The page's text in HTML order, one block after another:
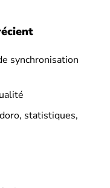
synchronisation
statistiques,